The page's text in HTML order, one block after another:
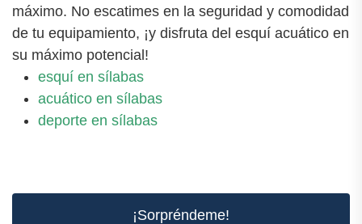
máximo. No escatimes en la seguridad y comodidad
de tu equipamiento, ¡y disfruta del esquí acuático en
su máximo potencial!
esquí en sílabas
acuático en sílabas
deporte en sílabas
¡Sorpréndeme!